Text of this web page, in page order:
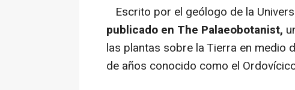
Escrito por el geólogo de la
publicado en The Palaeobotanist,
las plantas sobre la Tierra en medio
de años conocido como el